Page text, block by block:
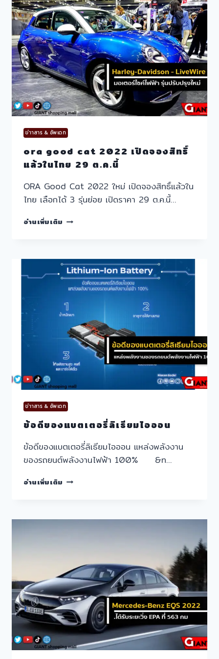
ข่าาสาร & อัพเดท
ora good cat 2022 เปิดจองสิทธิ์
แล้วในไทย 29 ต.ค.นี้
ORA Good Cat 2022 ใหม่ เปิดจองสิทธิ์แล้วใน
ไทย เลือกได้ 3 รุ่นย่อย เปิดราคา 29 ต.ค.นี้…
อ่านเพิ่มเติม ORA
เปิด
จอง
สิทธิ์
แล้ว
ใน
ไทย
ต.ค.นี้
ข่าาสาร & อัพเดท
ข้อดีของแบตเตอรี่ลิเธียมไอออน
ข้อดีของแบตเตอรี่ลิเธียมไอออน แหล่งพลังงาน
ของรถยนต์พลังงานไฟฟ้า 100% &n…
อ่านเพิ่มเติม ข้อดี
เธี